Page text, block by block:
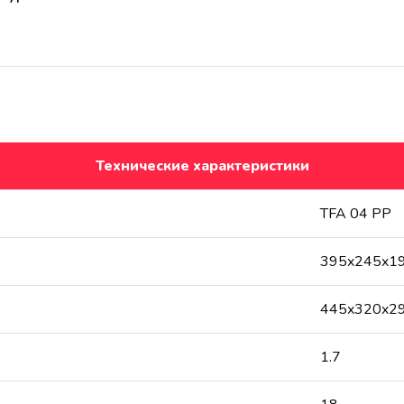
Технические характеристики
TFA 04 PP
1.7